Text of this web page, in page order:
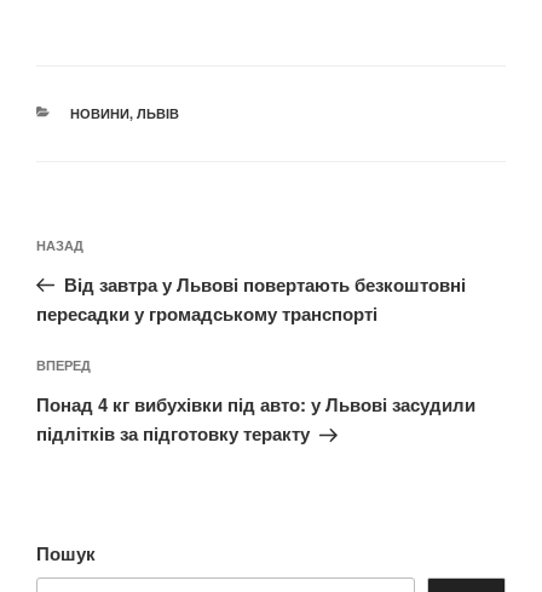
КАТЕГОРІЇ
НОВИНИ, ЛЬВІВ
записів
Попередній
запис:
НАЗАД
Від завтра у Львові повертають безкоштовні
пересадки у громадському транспорті
Наступний
запис
ВПЕРЕД
Понад 4 кг вибухівки під авто: у Львові засудили
підлітків за підготовку теракту
Пошук